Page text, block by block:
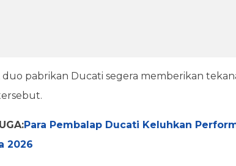
duo pabrikan Ducati segera memberikan
Para Pembalap Ducati Keluhkan
2026